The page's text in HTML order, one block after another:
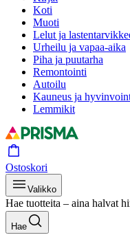
Koti
Muoti
Lelut ja
Urheilu ja vapaa-aika
Piha ja puutarha
Remontointi
Autoilu
Kauneus ja
Lemmikit
Ostoskori
Valikko
Hae tuotteita – aina halvat
Hae